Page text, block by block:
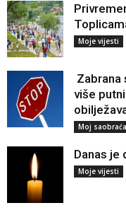
Moje vijesti
Zabrana
više
Moj
Danas je
Moje vijesti